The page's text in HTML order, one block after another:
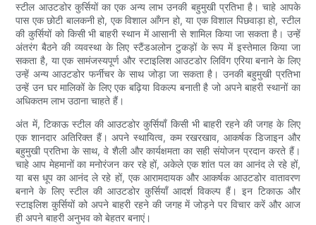
स्टील आउटडोर कुर्सियों का एक अन्य लाभ उनकी बहुमुखी प्रतिभा है। चाहे आपके
पास एक छोटी बालकनी हो, एक विशाल आँगन हो, या एक विशाल पिछवाड़ा हो, स्टील
की कुर्सियों को किसी भी बाहरी स्थान में आसानी से शामिल किया जा सकता है। उन्हें
अंतरंग बैठने की व्यवस्था के लिए स्टैंडअलोन टुकड़ों के रूप में इस्तेमाल किया जा
सकता है, या एक सामंजस्यपूर्ण और स्टाइलिश आउटडोर लिविंग एरिया बनाने के लिए
उन्हें अन्य आउटडोर फर्नीचर के साथ जोड़ा जा सकता है। उनकी बहुमुखी प्रतिभा
उन्हें उन घर मालिकों के लिए एक बढ़िया विकल्प बनाती है जो अपने बाहरी स्थानों का
अधिकतम लाभ उठाना चाहते हैं।
अंत में, टिकाऊ स्टील की आउटडोर कुर्सियाँ किसी भी बाहरी रहने की जगह के लिए
एक शानदार अतिरिक्त हैं। अपने स्थायित्व, कम रखरखाव, आकर्षक डिजाइन और
बहुमुखी प्रतिभा के साथ, वे शैली और कार्यक्षमता का सही संयोजन प्रदान करते हैं।
चाहे आप मेहमानों का मनोरंजन कर रहे हों, अकेले एक शांत पल का आनंद ले रहे हों,
या बस धूप का आनंद ले रहे हों, एक आरामदायक और आकर्षक आउटडोर वातावरण
बनाने के लिए स्टील की आउटडोर कुर्सियाँ आदर्श विकल्प हैं। इन टिकाऊ और
स्टाइलिश कुर्सियों को अपने बाहरी रहने की जगह में जोड़ने पर विचार करें और आज
ही अपने बाहरी अनुभव को बेहतर बनाएं।